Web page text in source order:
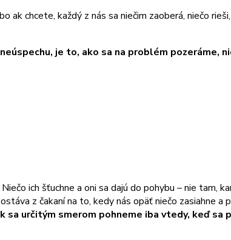
chcete, každý z nás sa niečim zaoberá, niečo
je to, ako sa na problém pozeráme,
ich šťuchne a oni sa dajú do pohybu – nie tam,
z čakaní na to, kedy nás opäť niečo zasiahne a
určitým smerom pohneme iba vtedy, keď sa